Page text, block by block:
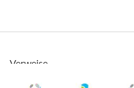
Verweise